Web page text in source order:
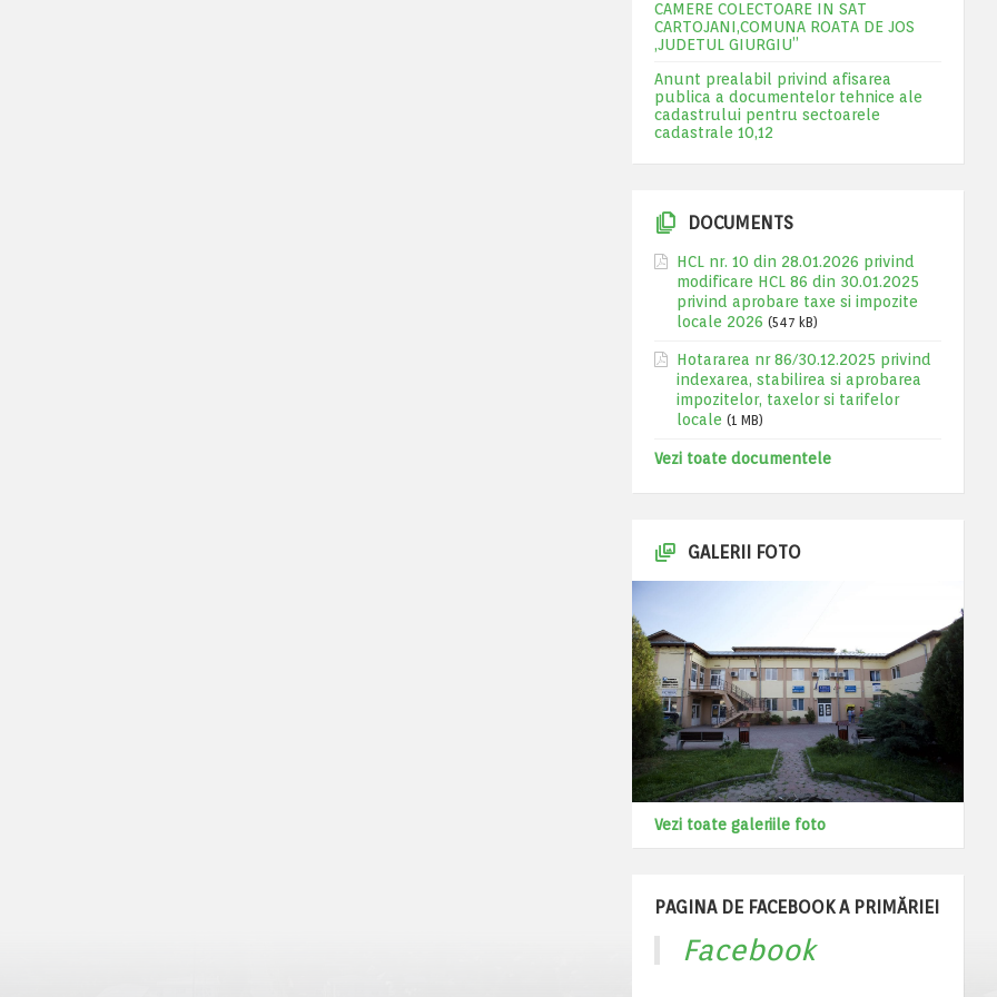
CAMERE COLECTOARE IN SAT
CARTOJANI,COMUNA ROATA DE JOS
,JUDETUL GIURGIU”
Anunt prealabil privind afisarea
publica a documentelor tehnice ale
cadastrului pentru sectoarele
cadastrale 10,12
DOCUMENTS
HCL nr. 10 din 28.01.2026 privind
modificare HCL 86 din 30.01.2025
privind aprobare taxe si impozite
locale 2026 (547 kB)
Hotararea nr 86/30.12.2025 privind
indexarea, stabilirea si aprobarea
impozitelor, taxelor si tarifelor
locale (1 MB)
Vezi toate documentele
GALERII FOTO
Vezi toate galeriile foto
PAGINA DE FACEBOOK A PRIMĂRIEI
Facebook